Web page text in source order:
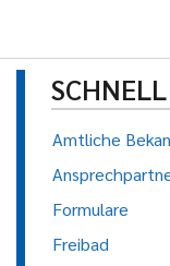
Amtliche
Formulare
Freibad